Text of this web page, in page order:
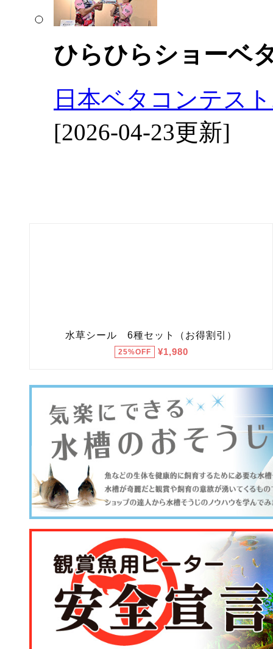
ひらひらショーベ
日本ベタコンテス
[2026-04-23更新]